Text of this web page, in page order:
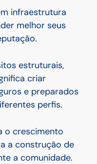
infraestrutura
melhor seus
estruturais,
criar
e preparados
perfis.
o crescimento
a construção de
a comunidade.